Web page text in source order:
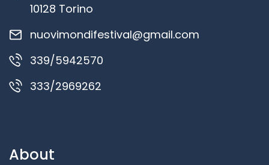
10128 Torino
nuovimondifestival@gmail.com
339/5942570
333/2969262
About